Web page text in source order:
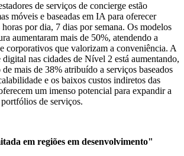
de serviços de concierge estão
móveis e baseadas em IA para oferecer
por dia, 7 dias por semana. Os modelos
aumentaram mais de 50%, atendendo a
corporativos que valorizam a conveniência. A
nas cidades de Nível 2 está aumentando,
mais de 38% atribuído a serviços baseados
e os baixos custos indiretos das
um imenso potencial para expandir a
de serviços.
em regiões em desenvolvimento"